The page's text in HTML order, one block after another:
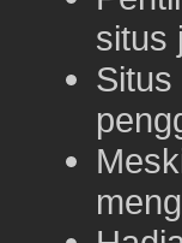
situs